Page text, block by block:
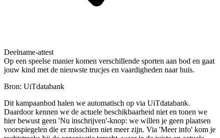
Deelname-attest
Op een speelse manier komen verschillende sporten aan bod en gaat
jouw kind met de nieuwste trucjes en vaardigheden naar huis.
Bron: UiTdatabank
Dit kampaanbod halen we automatisch op via UiTdatabank.
Daardoor kennen we de actuele beschikbaarheid niet en tonen we
hier bewust geen 'Nu inschrijven'-knop: we willen je geen plaatsen
voorspiegelen die er misschien niet meer zijn. Via 'Meer info' kom je